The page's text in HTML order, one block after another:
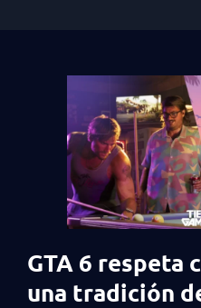
GTA 6 respeta
una tradición